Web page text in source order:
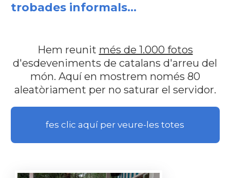
trobades informals...
Hem reunit més de 1.000 fotos
d'esdeveniments de catalans d'arreu del
món. Aquí en mostrem només 80
aleatòriament per no saturar el servidor.
fes clic aquí per veure-les totes